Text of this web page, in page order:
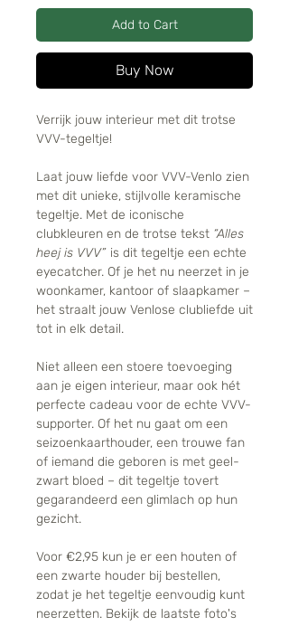
Add to Cart
Buy Now
Verrijk jouw interieur met dit trotse
VVV-tegeltje!
Laat jouw liefde voor VVV-Venlo zien
met dit unieke, stijlvolle keramische
tegeltje. Met de iconische
clubkleuren en de trotse tekst “Alles
heej is VVV” is dit tegeltje een echte
eyecatcher. Of je het nu neerzet in je
woonkamer, kantoor of slaapkamer –
het straalt jouw Venlose clubliefde uit
tot in elk detail.
Niet alleen een stoere toevoeging
aan je eigen interieur, maar ook hét
perfecte cadeau voor de echte VVV-
supporter. Of het nu gaat om een
seizoenkaarthouder, een trouwe fan
of iemand die geboren is met geel-
zwart bloed – dit tegeltje tovert
gegarandeerd een glimlach op hun
gezicht.
Voor €2,95 kun je er een houten of
een zwarte houder bij bestellen,
zodat je het tegeltje eenvoudig kunt
neerzetten. Bekijk de laatste foto's